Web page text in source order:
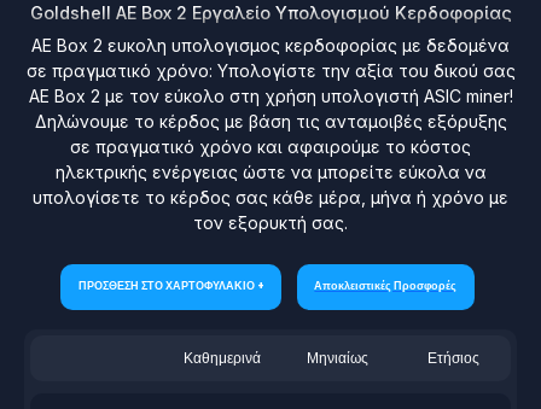
Goldshell AE Box 2 Εργαλείο Υπολογισμού Κερδοφορίας
AE Box 2 ευκολη υπολογισμος κερδοφορίας με δεδομένα
σε πραγματικό χρόνο: Υπολογίστε την αξία του δικού σας
AE Box 2 με τον εύκολο στη χρήση υπολογιστή ASIC miner!
Δηλώνουμε το κέρδος με βάση τις ανταμοιβές εξόρυξης
σε πραγματικό χρόνο και αφαιρούμε το κόστος
ηλεκτρικής ενέργειας ώστε να μπορείτε εύκολα να
υπολογίσετε το κέρδος σας κάθε μέρα, μήνα ή χρόνο με
τον εξορυκτή σας.
ΠΡΟΣΘΕΣΗ ΣΤΟ ΧΑΡΤΟΦΥΛΑΚΙΟ + Αποκλειστικές Προσφορές
Καθημερινά Μηνιαίως Ετήσιος